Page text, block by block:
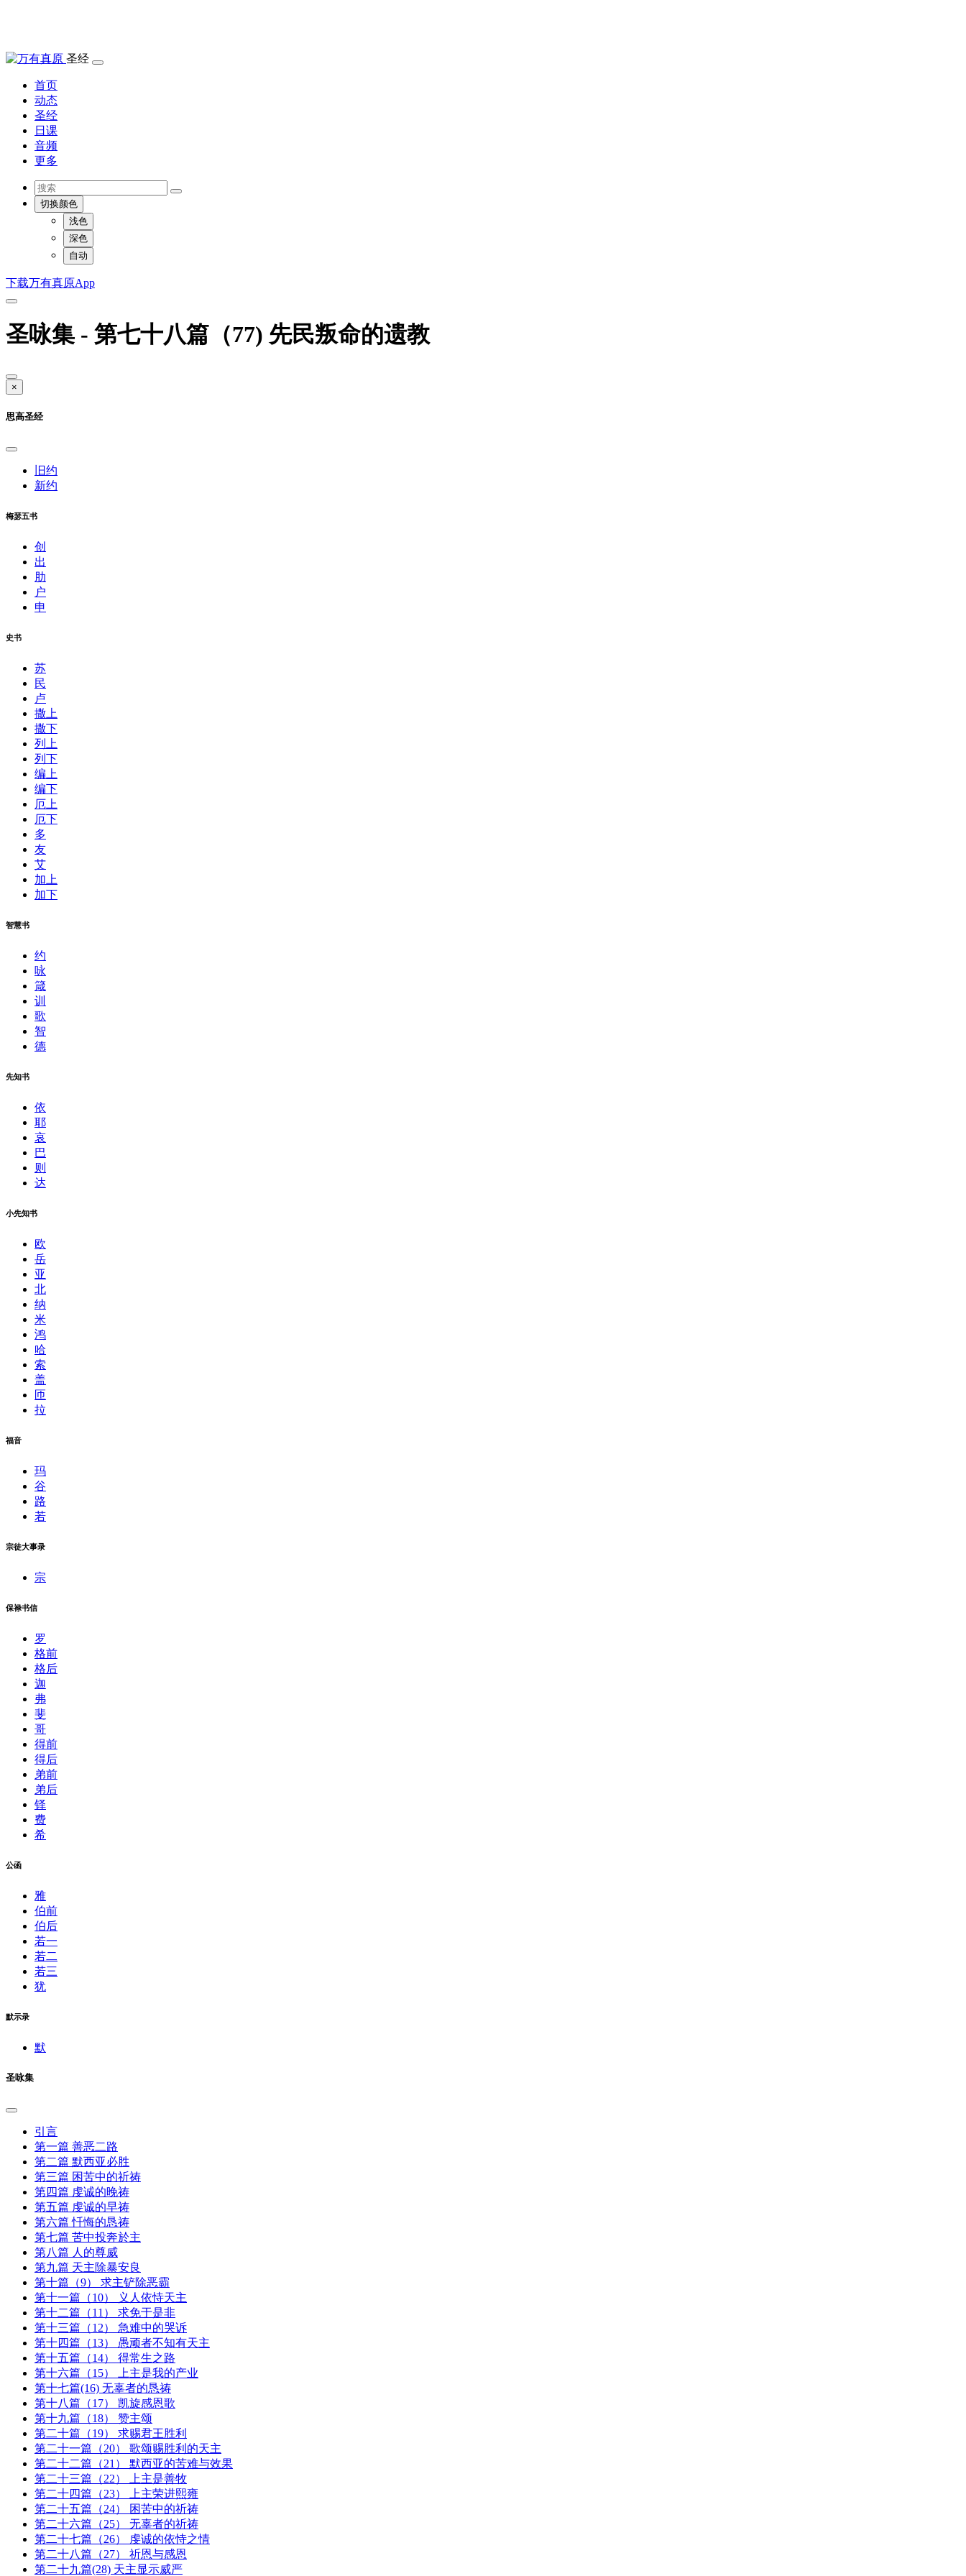
圣经
首页
动态
圣经
日课
音频
更多
切换颜色
浅色
深色
自动
下载万有真原App
圣咏集 - 第七十八篇（77) 先民叛命的遗教
×
思高圣经
旧约
新约
梅瑟五书
创
出
肋
户
申
史书
苏
民
卢
撒上
撒下
列上
列下
编上
编下
厄上
厄下
多
友
艾
加上
加下
智慧书
约
咏
箴
训
歌
智
德
先知书
依
耶
哀
巴
则
达
小先知书
欧
岳
亚
北
纳
米
鸿
哈
索
盖
匝
拉
福音
玛
谷
路
若
宗徒大事录
宗
保禄书信
罗
格前
格后
迦
弗
斐
哥
得前
得后
弟前
弟后
铎
费
希
公函
雅
伯前
伯后
若一
若二
若三
犹
默示录
默
圣咏集
引言
第一篇 善恶二路
第二篇 默西亚必胜
第三篇 困苦中的祈祷
第四篇 虔诚的晚祷
第五篇 虔诚的早祷
第六篇 忏悔的恳祷
第七篇 苦中投奔於主
第八篇 人的尊威
第九篇 天主除暴安良
第十篇（9） 求主铲除恶霸
第十一篇（10） 义人依恃天主
第十二篇（11） 求免于是非
第十三篇（12） 急难中的哭诉
第十四篇（13） 愚顽者不知有天主
第十五篇（14） 得常生之路
第十六篇（15） 上主是我的产业
第十七篇(16) 无辜者的恳祷
第十八篇（17） 凯旋感恩歌
第十九篇（18） 赞主颂
第二十篇（19） 求赐君王胜利
第二十一篇（20） 歌颂赐胜利的天主
第二十二篇（21） 默西亚的苦难与效果
第二十三篇（22） 上主是善牧
第二十四篇（23） 上主荣进熙雍
第二十五篇（24） 困苦中的祈祷
第二十六篇（25） 无辜者的祈祷
第二十七篇（26） 虔诚的依恃之情
第二十八篇（27） 祈恩与感恩
第二十九篇(28) 天主显示威严